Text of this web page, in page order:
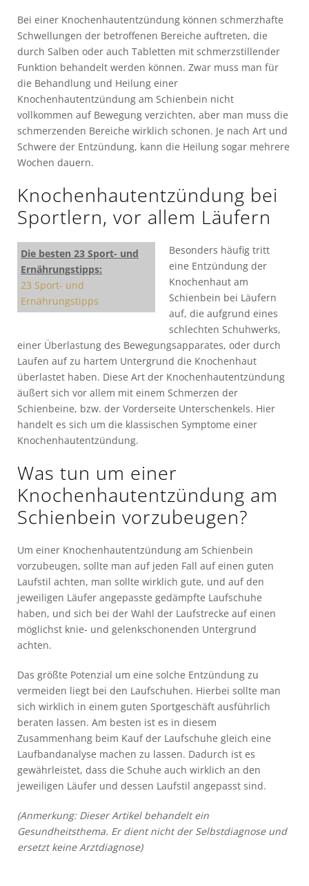
Bei einer Knochenhautentzündung können schmerzhafte
Schwellungen der betroffenen Bereiche auftreten, die
durch Salben oder auch Tabletten mit schmerzstillender
Funktion behandelt werden können. Zwar muss man für
die Behandlung und Heilung einer
Knochenhautentzündung am Schienbein nicht
vollkommen auf Bewegung verzichten, aber man muss die
schmerzenden Bereiche wirklich schonen. Je nach Art und
Schwere der Entzündung, kann die Heilung sogar mehrere
Wochen dauern.
Knochenhautentzündung bei
Sportlern, vor allem Läufern
Die besten 23 Sport- und
Ernährungstipps:
23 Sport- und
Ernährungstipps
Besonders häufig tritt
eine Entzündung der
Knochenhaut am
Schienbein bei Läufern
auf, die aufgrund eines
schlechten Schuhwerks,
einer Überlastung des Bewegungsapparates, oder durch
Laufen auf zu hartem Untergrund die Knochenhaut
überlastet haben. Diese Art der Knochenhautentzündung
äußert sich vor allem mit einem Schmerzen der
Schienbeine, bzw. der Vorderseite Unterschenkels. Hier
handelt es sich um die klassischen Symptome einer
Knochenhautentzündung.
Was tun um einer
Knochenhautentzündung am
Schienbein vorzubeugen?
Um einer Knochenhautentzündung am Schienbein
vorzubeugen, sollte man auf jeden Fall auf einen guten
Laufstil achten, man sollte wirklich gute, und auf den
jeweiligen Läufer angepasste gedämpfte Laufschuhe
haben, und sich bei der Wahl der Laufstrecke auf einen
möglichst knie- und gelenkschonenden Untergrund
achten.
Das größte Potenzial um eine solche Entzündung zu
vermeiden liegt bei den Laufschuhen. Hierbei sollte man
sich wirklich in einem guten Sportgeschäft ausführlich
beraten lassen. Am besten ist es in diesem
Zusammenhang beim Kauf der Laufschuhe gleich eine
Laufbandanalyse machen zu lassen. Dadurch ist es
gewährleistet, dass die Schuhe auch wirklich an den
jeweiligen Läufer und dessen Laufstil angepasst sind.
(Anmerkung: Dieser Artikel behandelt ein
Gesundheitsthema. Er dient nicht der Selbstdiagnose und
ersetzt keine Arztdiagnose)